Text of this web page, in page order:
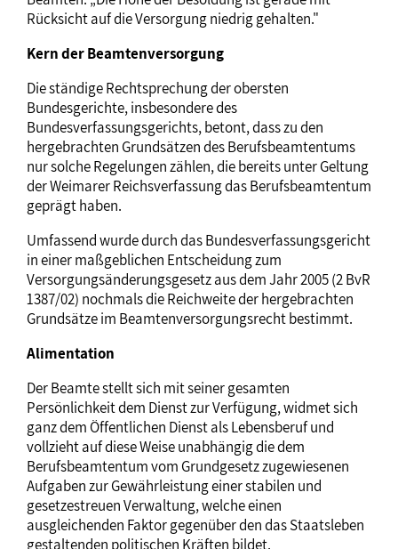
Rücksicht auf die Versorgung niedrig gehalten."
Kern der Beamtenversorgung
Die ständige Rechtsprechung der obersten
Bundesgerichte, insbesondere des
Bundesverfassungsgerichts, betont, dass zu den
hergebrachten Grundsätzen des Berufsbeamtentums
nur solche Regelungen zählen, die bereits unter Geltung
der Weimarer Reichsverfassung das Berufsbeamtentum
geprägt haben.
Umfassend wurde durch das Bundesverfassungsgericht
in einer maßgeblichen Entscheidung zum
Versorgungsänderungsgesetz aus dem Jahr 2005 (2 BvR
1387/02) nochmals die Reichweite der hergebrachten
Grundsätze im Beamtenversorgungsrecht bestimmt.
Alimentation
Der Beamte stellt sich mit seiner gesamten
Persönlichkeit dem Dienst zur Verfügung, widmet sich
ganz dem Öffentlichen Dienst als Lebensberuf und
vollzieht auf diese Weise unabhängig die dem
Berufsbeamtentum vom Grundgesetz zugewiesenen
Aufgaben zur Gewährleistung einer stabilen und
gesetzestreuen Verwaltung, welche einen
ausgleichenden Faktor gegenüber den das Staatsleben
gestaltenden politischen Kräften bildet.